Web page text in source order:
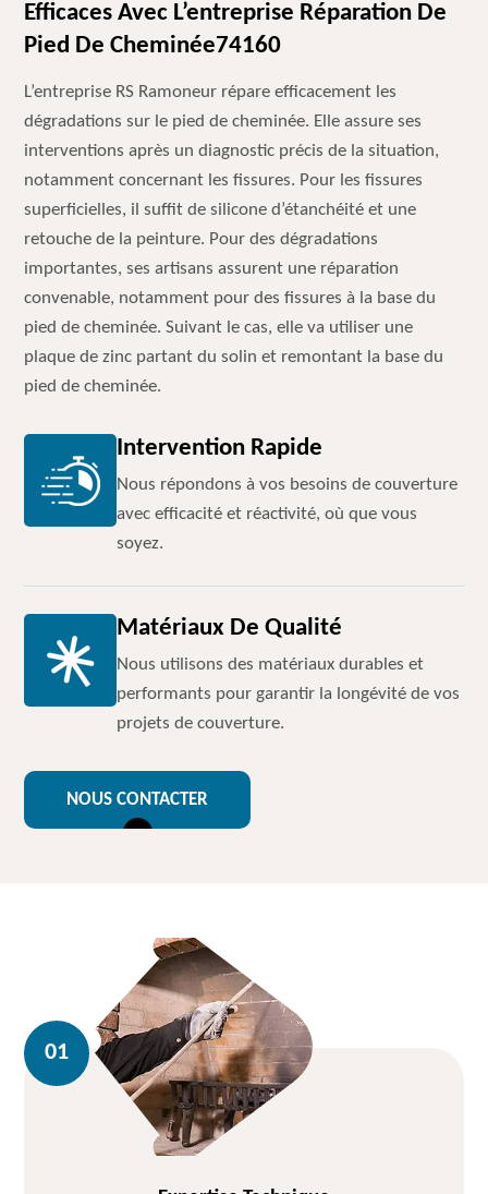
Efficaces Avec L’entreprise Réparation De
Pied De Cheminée74160
L’entreprise RS Ramoneur répare efficacement les
dégradations sur le pied de cheminée. Elle assure ses
interventions après un diagnostic précis de la situation,
notamment concernant les fissures. Pour les fissures
superficielles, il suffit de silicone d’étanchéité et une
retouche de la peinture. Pour des dégradations
importantes, ses artisans assurent une réparation
convenable, notamment pour des fissures à la base du
pied de cheminée. Suivant le cas, elle va utiliser une
plaque de zinc partant du solin et remontant la base du
pied de cheminée.
Intervention Rapide
Nous répondons à vos besoins de couverture
avec efficacité et réactivité, où que vous
soyez.
Matériaux De Qualité
Nous utilisons des matériaux durables et
performants pour garantir la longévité de vos
projets de couverture.
NOUS CONTACTER